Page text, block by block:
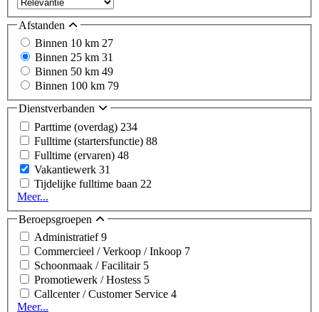
Afstanden
Binnen 10 km 27
Binnen 25 km 31
Binnen 50 km 49
Binnen 100 km 79
Dienstverbanden
Parttime (overdag) 234
Fulltime (startersfunctie) 88
Fulltime (ervaren) 48
Vakantiewerk 31
Tijdelijke fulltime baan 22
Meer...
Beroepsgroepen
Administratief9
Commercieel / Verkoop / Inkoop 7
Schoonmaak / Facilitair 5
Promotiewerk / Hostess 5
Callcenter / Customer Service 4
Meer...